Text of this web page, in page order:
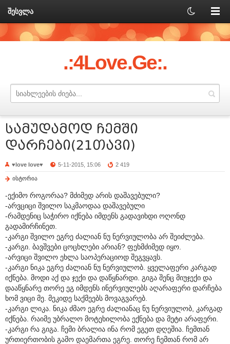
შესვლა
.:4Love.Ge:.
სამუდამოდ ჩემში
დარჩები(21თავი)
♥love love♥ 5-11-2015, 15:06 2 419
ისტორია
-ექიმო როგორაა? მძიმედ არის დაშავებული?
-არვციცი შვილო საკმაოდაა დაშავებული
-რამდენიც საჭირო იქნება იმდენს გადავიხდი ოღონდ
გადამირჩინეთ.
-კარგი შვილო ეგრე ძალიან ნუ ნერვიულობა არ შეიძლება.
-კარგი. ბავშვები ცოცხლები არიან? ფეხმძიმედ იყო.
-არვიცი შვილო ეხლა საოპერაციოდ შეგვყავს.
-კარგი ნიკა ეგრე ძალიან ნუ ნერვიულობ. ყველაფერი კარგად
იქნება. მოდი აქ და ჯექი და დაწყნარდი. გიგა შენც მიუჯექი და
დააწყნარე თორე ეგ იმდენს ინერვიულებს აღარაფერი დარჩება
ხომ ვიცი მე. მეკიდე საქმეებს მოვაგვარებ.
-კარგი ლიკა. ნიკა ძმაო ეგრე ძალიანაც ნუ ნერვიულობ, კარგად
იქნება. რაიმე უბრალო მოტეხილობა ექნება და მეტი არაფერი.
-კარგი რა გიგა. ჩემი ბრალია ინა რომ ეგეთ დღეშია. ჩემთან
ურთიერთობის გამო დაემართა ეგრე. თორე ჩემთან რომ არ